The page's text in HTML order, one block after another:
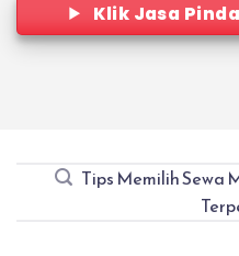
Klik Jasa
Tips Memilih Sewa